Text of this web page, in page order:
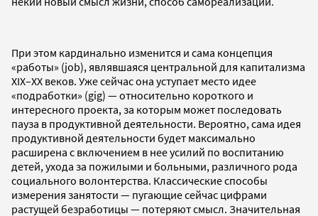
При этом кардинально изменится и сама концепция
«работы» (job), являвшаяся центральной для капитализма
XIX–XX веков. Уже сейчас она уступает место идее
«подработки» (gig) — относительно короткого и
интересного проекта, за которым может последовать
пауза в продуктивной деятельности. Вероятно, сама идея
продуктивной деятельности будет максимально
расширена с включением в нее усилий по воспитанию
детей, ухода за пожилыми и больными, различного рода
социального волонтерства. Классические способы
измерения занятости — пугающие сейчас цифрами
растущей безработицы — потеряют смысл. Значительная